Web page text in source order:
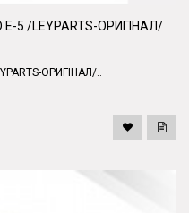
5 /LEYPARTS-ОРИГІНАЛ/
ОРИГІНАЛ/..